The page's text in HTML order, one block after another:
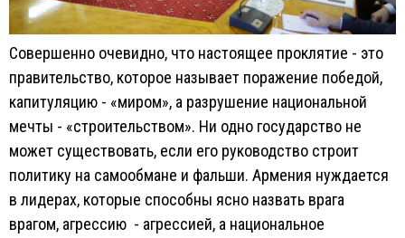
Совершенно очевидно, что настоящее проклятие - это
правительство, которое называет поражение победой,
капитуляцию - «миром», а разрушение национальной
мечты - «строительством». Ни одно государство не
может существовать, если его руководство строит
политику на самообмане и фальши. Армения нуждается
в лидерах, которые способны ясно назвать врага
врагом, агрессию - агрессией, а национальное